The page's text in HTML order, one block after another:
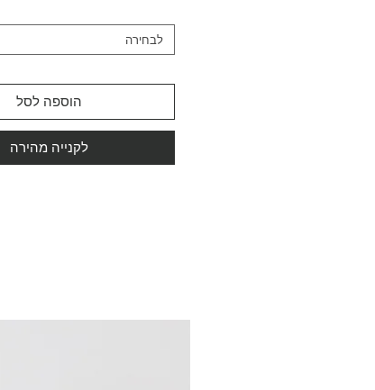
לבחירה
הוספה לסל
לקנייה מהירה